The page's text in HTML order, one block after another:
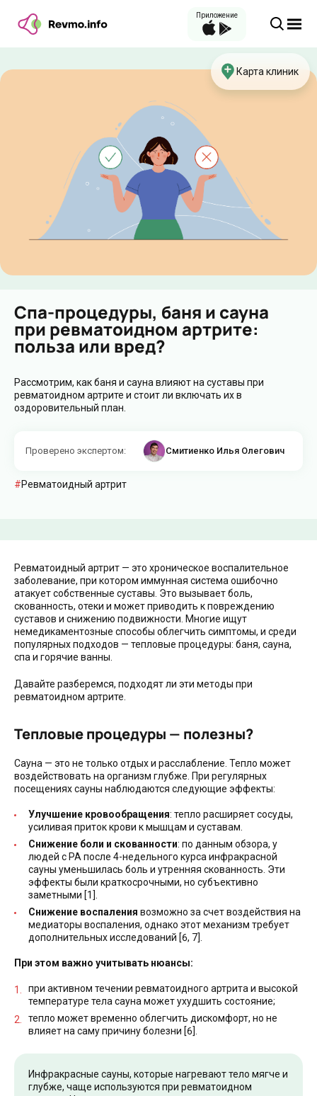
Приложение
Карта клиник
Спа-процедуры, баня и сауна
при ревматоидном артрите:
польза или вред?
Рассмотрим, как баня и сауна влияют на суставы при
ревматоидном артрите и стоит ли включать их в
оздоровительный план.
Проверено экспертом: Смитиенко Илья Олегович
Ревматоидный артрит
Ревматоидный артрит — это хроническое воспалительное
заболевание, при котором иммунная система ошибочно
атакует собственные суставы. Это вызывает боль,
скованность, отеки и может приводить к повреждению
суставов и снижению подвижности. Многие ищут
немедикаментозные способы облегчить симптомы, и среди
популярных подходов — тепловые процедуры: баня, сауна,
спа и горячие ванны.
Давайте разберемся, подходят ли эти методы при
ревматоидном артрите.
Тепловые процедуры — полезны?
Сауна — это не только отдых и расслабление. Тепло может
воздействовать на организм глубже. При регулярных
посещениях сауны наблюдаются следующие эффекты:
Улучшение кровообращения: тепло расширяет сосуды,
усиливая приток крови к мышцам и суставам.
Снижение боли и скованности: по данным обзора, у
людей с РА после 4-недельного курса инфракрасной
сауны уменьшилась боль и утренняя скованность. Эти
эффекты были краткосрочными, но субъективно
заметными [1].
Снижение воспаления возможно за счет воздействия на
медиаторы воспаления, однако этот механизм требует
дополнительных исследований [6, 7].
При этом важно учитывать нюансы:
при активном течении ревматоидного артрита и высокой
температуре тела сауна может ухудшить состояние;
тепло может временно облегчить дискомфорт, но не
влияет на саму причину болезни [6].
Инфракрасные сауны, которые нагревают тело мягче и
глубже, чаще используются при ревматоидном